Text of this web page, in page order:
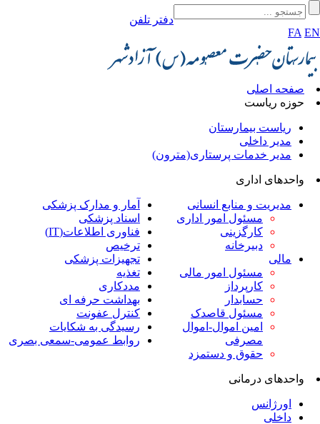
دفتر تلفن
FA
صفحه اصلی
حوزه ریاست
ریاست بیمارستان
مدیر داخلی
مدیر خدمات پرستاری(مترون)
واحدهای اداری
مدیریت و منابع انسانی
مسئول امور اداری
کارگزینی
دبیرخانه
مالی
مسئول امور مالی
کارپرداز
حسابدار
مسئول قاصدک
امین اموال-اموال
مصرفی
حقوق و دستمزد
آمار و مدارک پزشکی
اسناد پزشکی
فناوری اطلاعات(IT)
ترخیص
تجهیزات پزشکی
تغذیه
مددکاری
بهداشت حرفه ای
کنترل عفونت
رسیدگی به شکایات
روابط عمومی-سمعی بصری
واحدهای درمانی
اورژانس
داخلی